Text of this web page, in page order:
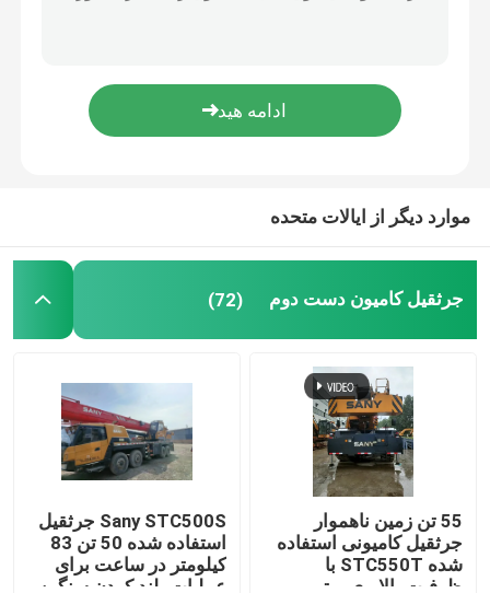
موارد دیگر از ایالات متحده
جرثقیل کامیون دست دوم (72)
55 تن زمین ناهموار
جرثقیل کامیونی استفاده
شده STC550T با
ظرفیت بالابری برتر
Sany STC500S جرثقیل
استفاده شده 50 تن 83
کیلومتر در ساعت برای
عملیات بلند کردن سنگین